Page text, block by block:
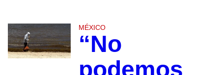
MÉXICO
“No
podemos